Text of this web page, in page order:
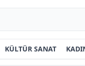
KÜLTÜR SANAT